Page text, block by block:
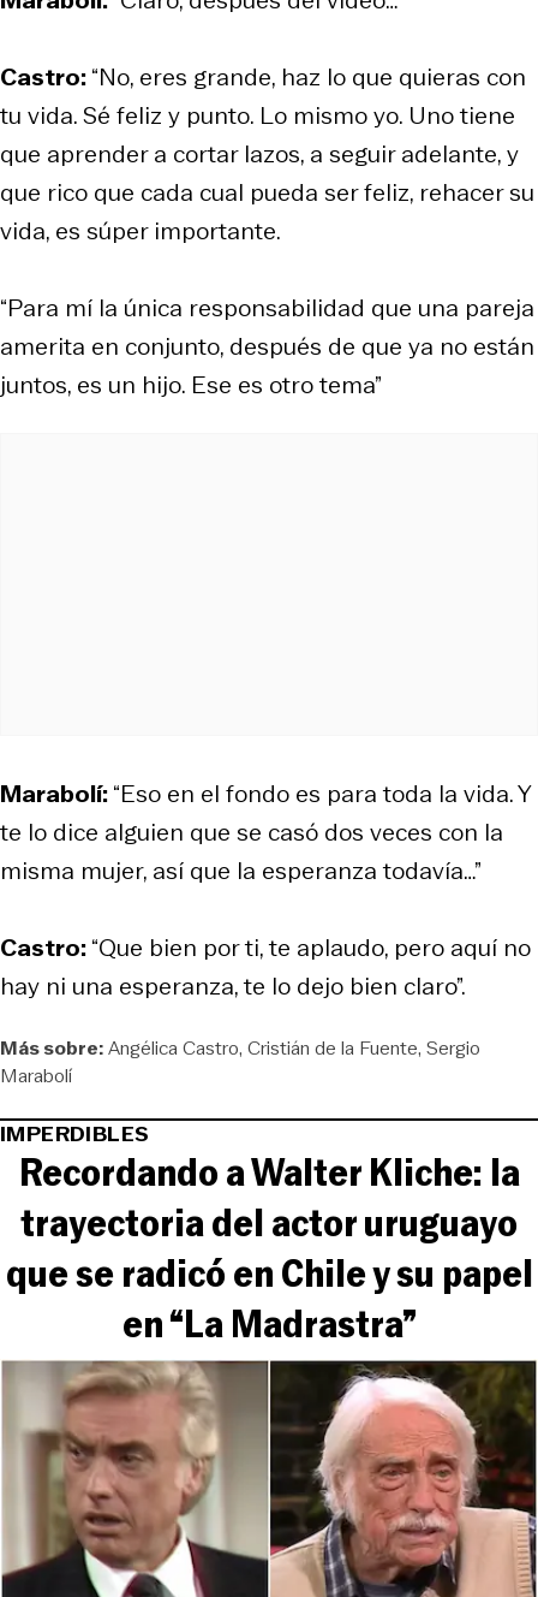
Castro:“No, eres grande, haz lo que quieras con
tu vida. Sé feliz y punto. Lo mismo yo. Uno tiene
que aprender a cortar lazos, a seguir adelante, y
que rico que cada cual pueda ser feliz, rehacer su
vida, es súper importante.
“Para mí la única responsabilidad que una pareja
amerita en conjunto, después de que ya no están
juntos, es un hijo. Ese es otro tema”
Marabolí:“Eso en el fondo es para toda la vida. Y
te lo dice alguien que se casó dos veces con la
misma mujer, así que la esperanza todavía…”
Castro:“Que bien por ti, te aplaudo, pero aquí no
hay ni una esperanza, te lo dejo bien claro”.
Más sobre:Angélica Castro Cristián de la Fuente Sergio
Marabolí
IMPERDIBLES
Recordando a Walter Kliche: la
trayectoria del actor uruguayo
que se radicó en Chile y su papel
en “La Madrastra”